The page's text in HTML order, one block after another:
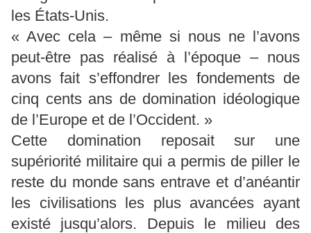
les États-Unis.
« Avec cela – même si nous ne l’avons
peut-être pas réalisé à l’époque – nous
avons fait s’effondrer les fondements de
cinq cents ans de domination idéologique
de l’Europe et de l’Occident. »
Cette domination reposait sur une
supériorité militaire qui a permis de piller le
reste du monde sans entrave et d’anéantir
les civilisations les plus avancées ayant
existé jusqu’alors. Depuis le milieu des